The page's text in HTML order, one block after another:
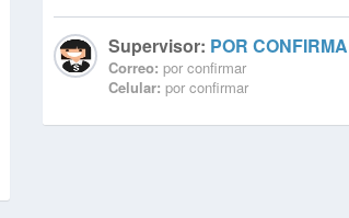
Supervisor: POR
Correo:por confirmar
Celular:por confirmar